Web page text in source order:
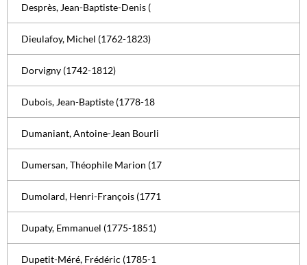
Desprès, Jean-Baptiste-Denis (
Dieulafoy, Michel (1762-1823)
Dorvigny (1742-1812)
Dubois, Jean-Baptiste (1778-18
Dumaniant, Antoine-Jean Bourli
Dumersan, Théophile Marion (17
Dumolard, Henri-François (1771
Dupaty, Emmanuel (1775-1851)
Dupetit-Méré, Frédéric (1785-1